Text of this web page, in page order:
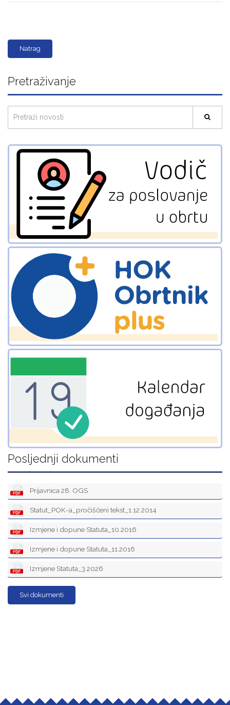
Natrag
Pretraživanje
Posljednji dokumenti
Prijavnica 28. OGS
Statut_POK-a_pročišćeni tekst_1.12.2014
Izmjene i dopune Statuta_10.2016
Izmjene i dopune Statuta_11.2016
Izmjene Statuta_3.2026
Svi dokumenti